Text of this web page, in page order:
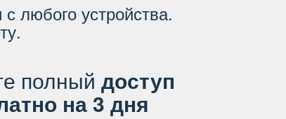
любого устройства.
полный доступ
на 3 дня